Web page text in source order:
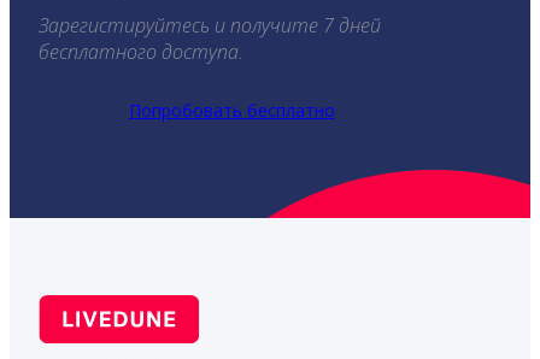
Зарегистируйтесь и получите 7 дней
бесплатного доступа.
Попробовать бесплатно